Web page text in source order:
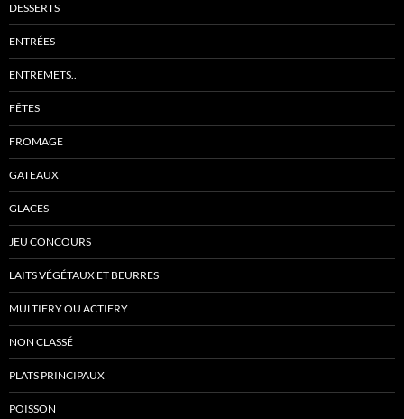
DESSERTS
ENTRÉES
ENTREMETS..
FÊTES
FROMAGE
GATEAUX
GLACES
JEU CONCOURS
LAITS VÉGÉTAUX ET BEURRES
MULTIFRY OU ACTIFRY
NON CLASSÉ
PLATS PRINCIPAUX
POISSON